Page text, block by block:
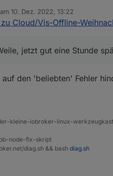
ist gestern abgelaufen und ich
aufrufen möchte
ich auch schon generiert
(Dreieck) und wird
10. Dez. 2022, 13:22
von
Cloud/Vis-Offline-
jetzt gut eine Stunde
auf den 'beliebten' Fehler
kleine-iobroker-linux-
node-fix-skript
diag.sh && bash diag.sh